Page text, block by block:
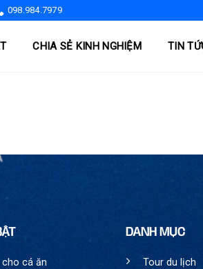
098.984.7979
CHIA SẺ KINH NGHIỆM TIN
cá ăn
DANH MỤC
Tour du lịch